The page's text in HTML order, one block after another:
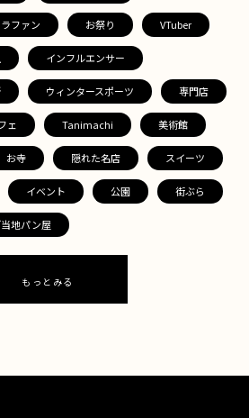
ファン お祭り VTuber
インフルエンサー
ウィンタースポーツ 専門店
ェ Tanimachi 美術館
お寺 隠れた名店 スイーツ
イベント 公園 街ぶら
当地パン屋
もっとみる